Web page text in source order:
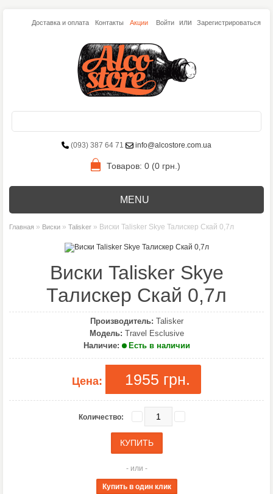
Доставка и оплата Контакты Акции Войти или Зарегистрироваться
(093) 387 64 71 info@alcostore.com.ua
Товаров: 0 (0 грн.)
MENU
Главная » Виски » Talisker » Виски Talisker Skye Талискер Скай 0,7л
Виски Talisker Skye
Талискер Скай 0,7л
Производитель: Talisker
Модель: Travel Esclusive
Наличие:
Есть в наличии
Цена: 1955 грн.
Количество:
- или -